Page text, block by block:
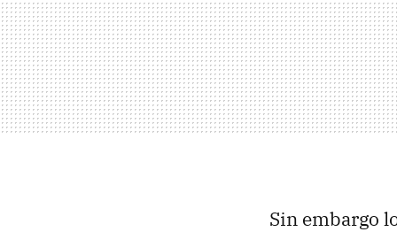
Sin embargo